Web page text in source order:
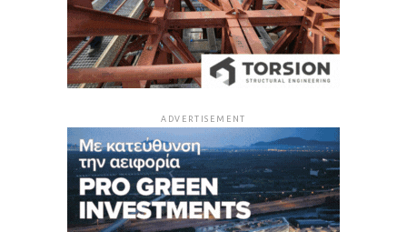
ADVERTISEMENT